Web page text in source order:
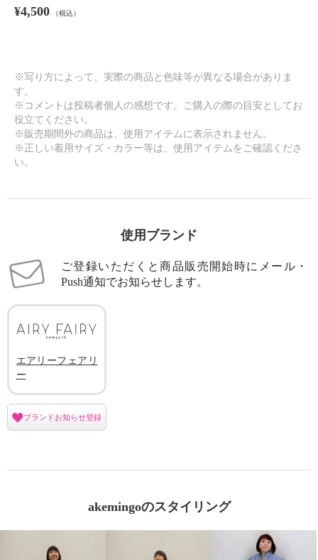
¥4,500 （税込）
※写り方によって、実際の商品と色味等が異なる場合がありま
す。
※コメントは投稿者個人の感想です。ご購入の際の目安としてお
役立てください。
※販売期間外の商品は、使用アイテムに表示されません。
※正しい着用サイズ・カラー等は、使用アイテムをご確認くださ
い。
使用ブランド
ご登録いただくと商品販売開始時にメール・
Push通知でお知らせします。
エアリーフェアリ
ー
ブランドお知らせ登録
akemingoのスタイリング